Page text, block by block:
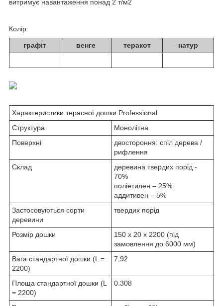
витримує навантаження понад 2 т/м2
Колір:
графіт венге теракот натур
Характеристики терасної дошки Professional
Структура
Монолітна
Поверхні
двостороння: спіл дерева /
рифлення
Склад
деревина твердих порід -
70%
поліетилен – 25%
аддитивен – 5%
Застосовуються сорти
деревини
твердих порід
Розмір дошки
150 х 20 х 2200 (під
замовлення до 6000 мм)
Вага стандартної дошки (L =
2200)
7,92
Площа стандартної дошки (L
= 2200)
0.308